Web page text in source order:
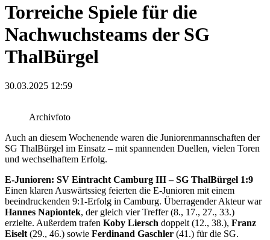
Torreiche Spiele für die
Nachwuchsteams der SG
ThalBürgel
30.03.2025 12:59
Archivfoto
Auch an diesem Wochenende waren die Juniorenmannschaften der
SG ThalBürgel im Einsatz – mit spannenden Duellen, vielen Toren
und wechselhaftem Erfolg.
E-Junioren: SV Eintracht Camburg III – SG ThalBürgel 1:9
Einen klaren Auswärtssieg feierten die E-Junioren mit einem
beeindruckenden 9:1-Erfolg in Camburg. Überragender Akteur war
Hannes Napiontek, der gleich vier Treffer (8., 17., 27., 33.)
erzielte. Außerdem trafen Koby Liersch doppelt (12., 38.), Franz
Eiselt(29., 46.) sowie Ferdinand Gaschler (41.) für die SG.